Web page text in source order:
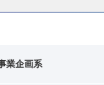
業企画系